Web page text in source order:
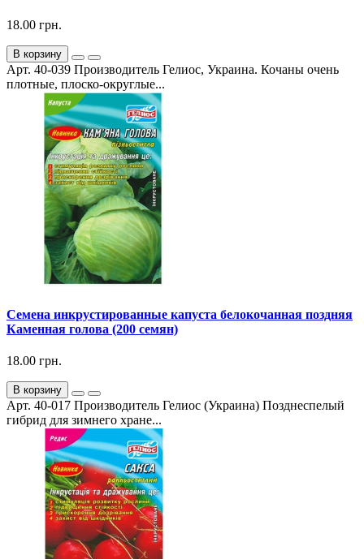
18.00 грн.
В корзину
Арт. 40-039 Производитель Гелиос, Украина. Кочаны очень
плотные, плоско-округлые...
Семена инкрустированные капуста белокочанная поздняя
Каменная голова (200 семян)
18.00 грн.
В корзину
Арт. 40-017 Производитель Гелиос (Украина) Позднеспелый
гибрид для зимнего хране...